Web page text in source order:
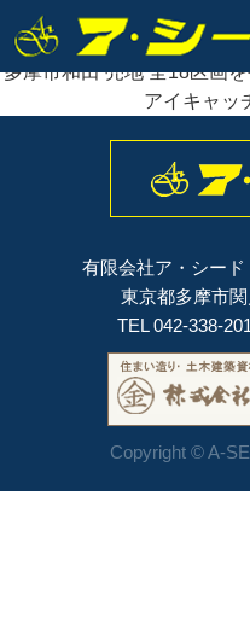
2024
多摩市和田 売地 全
多摩市和田 売地 全18区画
アイキャッ
有限会社ア・シー
東京都多摩市
TEL 042-338-
Copyright © A-